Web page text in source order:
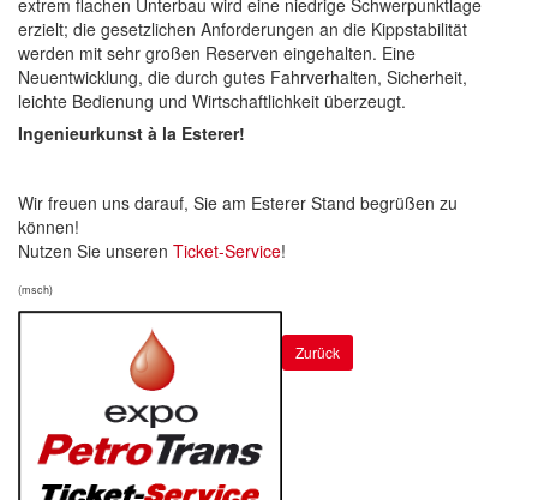
extrem flachen Unterbau wird eine niedrige Schwerpunktlage
erzielt; die gesetzlichen Anforderungen an die Kippstabilität
werden mit sehr großen Reserven eingehalten. Eine
Neuentwicklung, die durch gutes Fahrverhalten, Sicherheit,
leichte Bedienung und Wirtschaftlichkeit überzeugt.
Ingenieurkunst à la Esterer!
Wir freuen uns darauf, Sie am Esterer Stand begrüßen zu
können!
Nutzen Sie unseren Ticket-Service!
(msch)
Zurück